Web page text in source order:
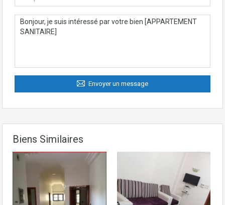
Envoyer un message
Biens Similaires